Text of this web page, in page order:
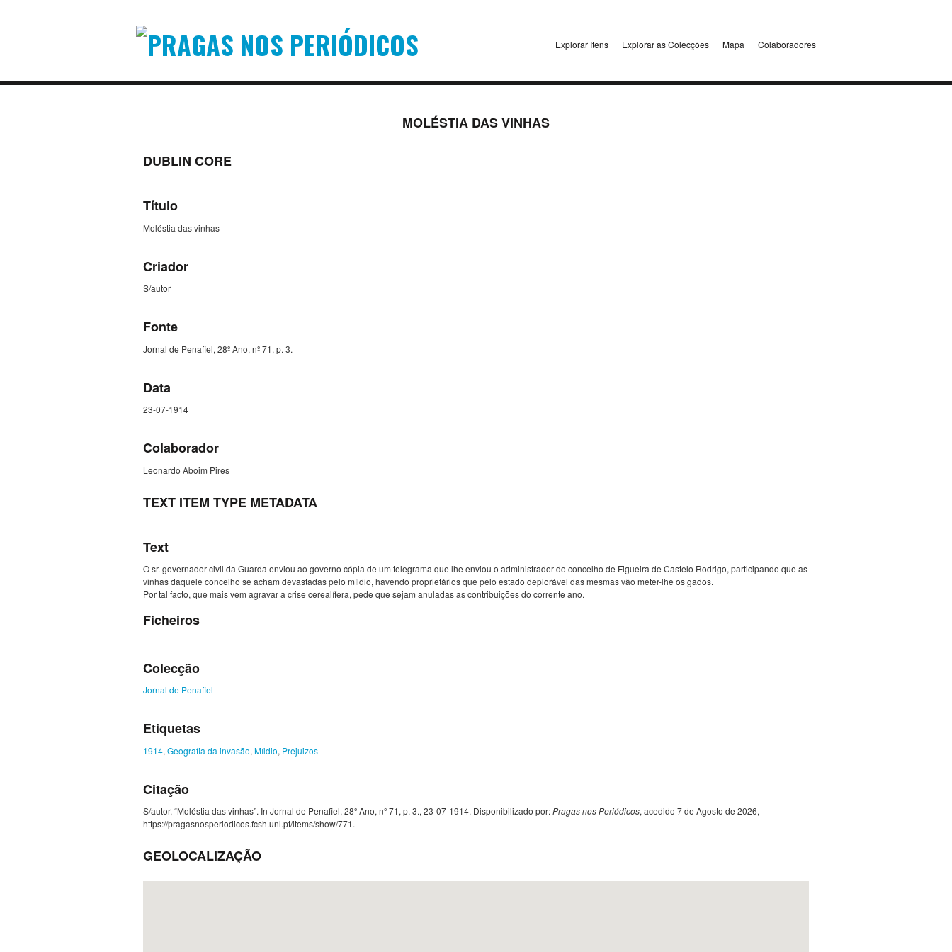
Explorar Itens Explorar as Colecções Mapa Colaboradores
MOLÉSTIA DAS VINHAS
DUBLIN CORE
Título
Moléstia das vinhas
Criador
S/autor
Fonte
Jornal de Penafiel, 28º Ano, nº 71, p. 3.
Data
23-07-1914
Colaborador
Leonardo Aboim Pires
TEXT ITEM TYPE METADATA
Text
O sr. governador civil da Guarda enviou ao governo cópia de um telegrama que lhe enviou o administrador do concelho de Figueira de Castelo Rodrigo, participando que as
vinhas daquele concelho se acham devastadas pelo míldio, havendo proprietários que pelo estado deplorável das mesmas vão meter-lhe os gados.
Por tal facto, que mais vem agravar a crise cerealífera, pede que sejam anuladas as contribuições do corrente ano.
Ficheiros
Colecção
Jornal de Penafiel
Etiquetas
1914, Geografia da invasão, Míldio, Prejuizos
Citação
S/autor, “Moléstia das vinhas”. In Jornal de Penafiel, 28º Ano, nº 71, p. 3., 23-07-1914. Disponibilizado por:Pragas nos Periódicos, acedido 7 de Agosto de 2026,
https://pragasnosperiodicos.fcsh.unl.pt/items/show/771.
GEOLOCALIZAÇÃO